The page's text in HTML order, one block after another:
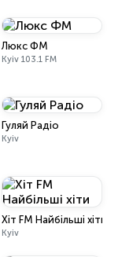
Люкс ФМ
Kyiv 103.1 FM
Гуляй Радіо
Kyiv
Хіт FM Найбільші хіти
Kyiv